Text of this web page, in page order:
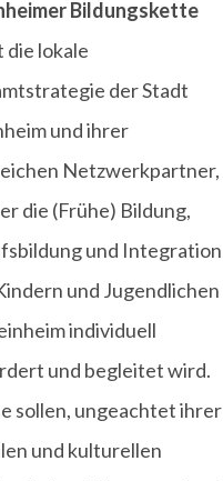
Bildungskette
die lokale
der Stadt
und ihrer
Netzwerkpartner,
die (Frühe) Bildung,
und Integration
und Jugendlichen
individuell
und begleitet wird.
sollen, ungeachtet ihrer
und kulturellen